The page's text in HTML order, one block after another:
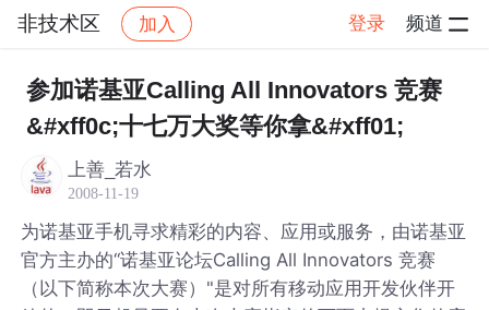
非技术区 加入 登录 频道
社区 非技术区 帖子详情
参加诺基亚Calling All Innovators 竞赛
&#xff0c;十七万大奖等你拿&#xff01;
上善_若水
2008-11-19
为诺基亚手机寻求精彩的内容、应用或服务，由诺基亚
官方主办的“诺基亚论坛Calling All Innovators 竞赛
（以下简称本次大赛）"是对所有移动应用开发伙伴开